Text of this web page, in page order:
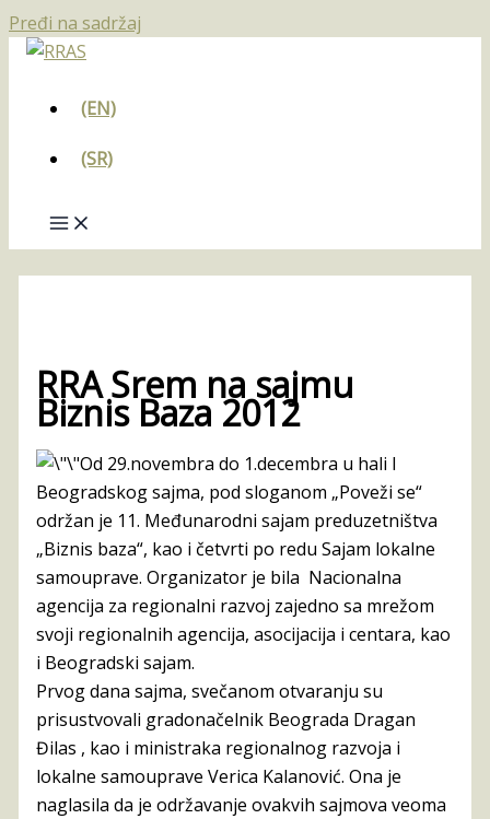
Pređi na sadržaj
(EN)
(SR)
RRA Srem na sajmu
Biznis Baza 2012
Od 29.novembra do 1.decembra u hali I
Beogradskog sajma, pod sloganom „Poveži se“
održan je 11. Međunarodni sajam preduzetništva
„Biznis baza“, kao i četvrti po redu Sajam lokalne
samouprave. Organizator je bila Nacionalna
agencija za regionalni razvoj zajedno sa mrežom
svoji regionalnih agencija, asocijacija i centara, kao
i Beogradski sajam.
Prvog dana sajma, svečanom otvaranju su
prisustvovali gradonačelnik Beograda Dragan
Đilas , kao i ministraka regionalnog razvoja i
lokalne samouprave Verica Kalanović. Ona je
naglasila da je održavanje ovakvih sajmova veoma